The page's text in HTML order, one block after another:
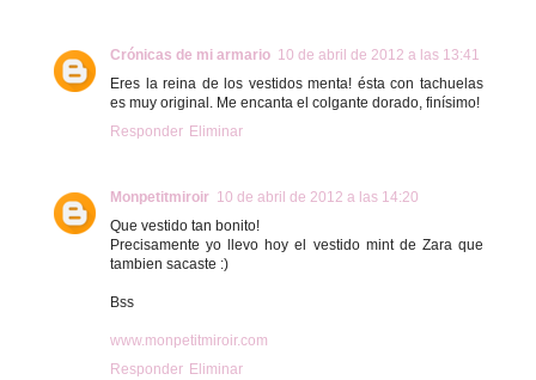
Crónicas de mi armario 10 de abril de 2012 a las 13:41
Eres la reina de los vestidos menta! ésta con tachuelas
es muy original. Me encanta el colgante dorado, finísimo!
Responder Eliminar
Monpetitmiroir 10 de abril de 2012 a las 14:20
Que vestido tan bonito!
Precisamente yo llevo hoy el vestido mint de Zara que
tambien sacaste :)
Bss
www.monpetitmiroir.com
Responder Eliminar